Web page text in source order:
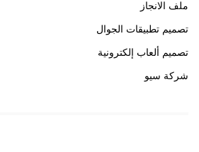
ملف الانجاز
تصميم تطبيقات الجوال
تصميم ألعاب إلكترونية
شركة سيو